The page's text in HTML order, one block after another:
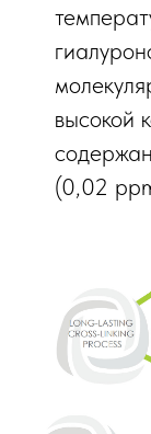
высокой
(0,02